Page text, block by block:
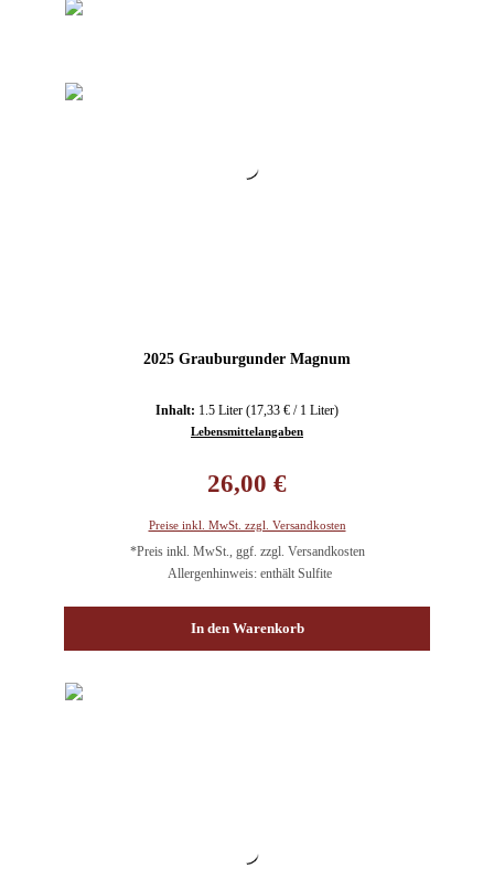
2025 Grauburgunder Magnum
Inhalt: 1.5 Liter (17,33 € / 1 Liter)
Lebensmittelangaben
26,00 €
Preise inkl. MwSt. zzgl. Versandkosten
*Preis inkl. MwSt., ggf. zzgl. Versandkosten
Allergenhinweis: enthält Sulfite
In den Warenkorb